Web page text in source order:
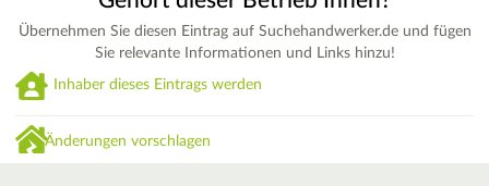
Übernehmen Sie diesen Eintrag auf Suchehandwerker.de und fügen
Sie relevante Informationen und Links hinzu!
Inhaber dieses Eintrags werden
Änderungen vorschlagen